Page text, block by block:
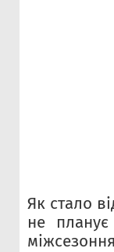
Як стало
не